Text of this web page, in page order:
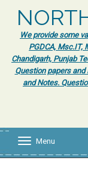
We provide some
PGDCA, Msc.IT,
Chandigarh, Punjab
Question papers
and Notes.
Menu